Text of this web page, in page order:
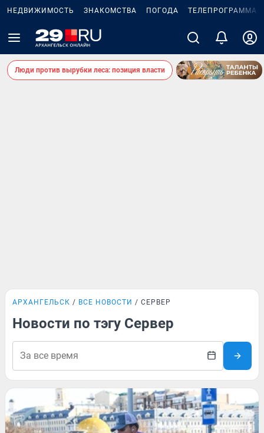
НЕДВИЖИМОСТЬ ЗНАКОМСТВА ПОГОДА ТЕЛЕПРОГРАММА
Люди против вырубки леса: позиция власти
АРХАНГЕЛЬСК ВСЕ НОВОСТИ СЕРВЕР
Новости по тэгу Сервер